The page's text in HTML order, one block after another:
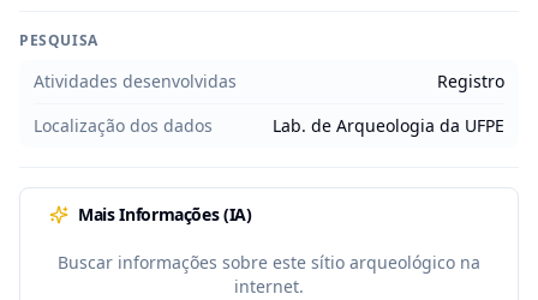
PESQUISA
Atividades desenvolvidas
Registro
Localização dos dados
Lab. de Arqueologia da UFPE
Mais Informações (IA)
Buscar informações sobre este sítio arqueológico na
internet.